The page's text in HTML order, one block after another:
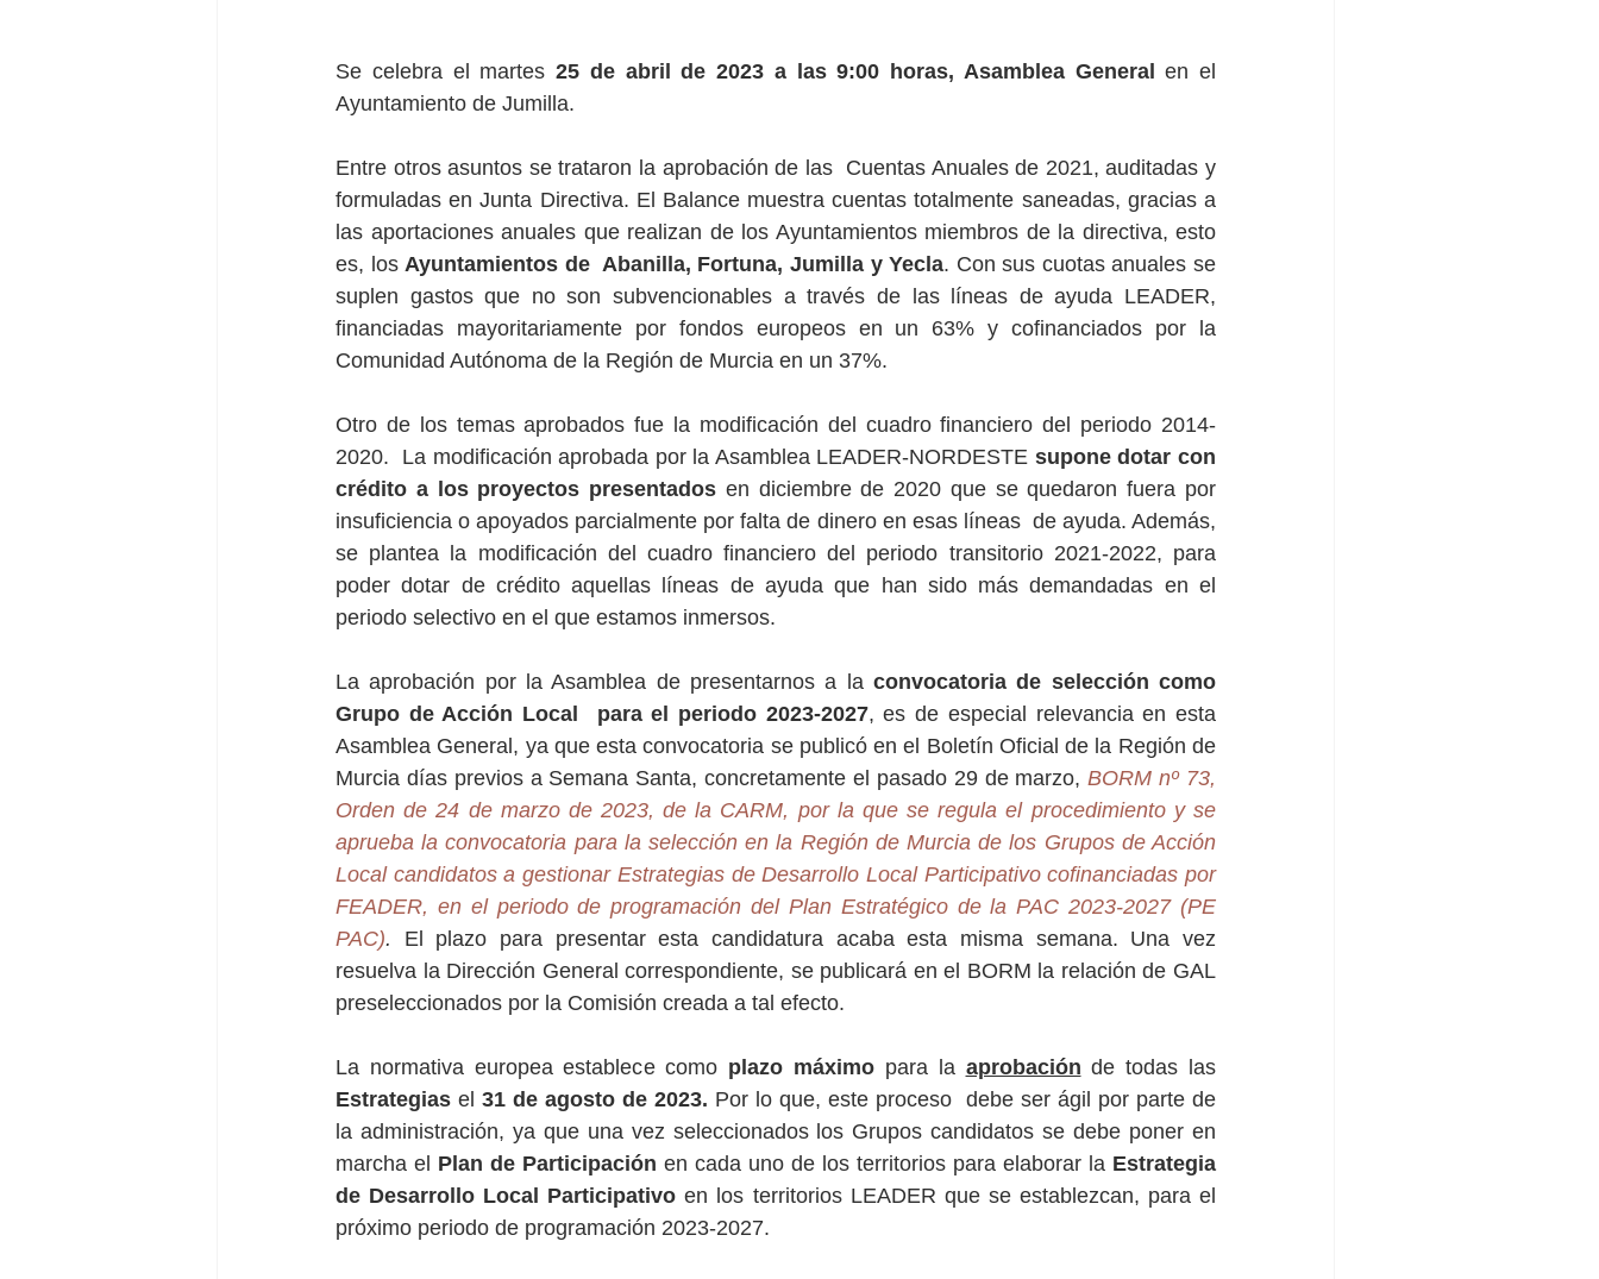
Se celebra el martes 25 de abril de 2023 a las 9:00 horas, Asamblea General
en el
Ayuntamiento de Jumilla.
Entre otros asuntos se trataron la aprobación de las  Cuentas Anuales de 2021, auditadas y
formuladas en Junta Directiva. El Balance muestra cuentas totalmente saneadas, gracias a
las aportaciones anuales que realizan de los Ayuntamientos miembros de la directiva, esto
es, los Ayuntamientos de  Abanilla, Fortuna, Jumilla y Yecla. Con sus cuotas anuales se
suplen gastos que no son subvencionables a través de las líneas de ayuda LEADER,
financiadas mayoritariamente por fondos europeos en un 63% y cofinanciados por la
Comunidad Autónoma de la Región de Murcia en un 37%.
Otro de los temas aprobados fue la modificación del cuadro financiero del periodo 2014-
2020.  La modificación aprobada por la Asamblea LEADER-NORDESTE supone dotar con
crédito a los proyectos presentados en diciembre de 2020 que se quedaron fuera por
insuficiencia o apoyados parcialmente por falta de dinero en esas líneas  de ayuda. Además,
se plantea la modificación del cuadro financiero del periodo transitorio 2021-2022, para
poder dotar de crédito aquellas líneas de ayuda que han sido más demandadas en el
periodo selectivo en el que estamos inmersos.
La aprobación por la Asamblea de presentarnos a la convocatoria de selección como
Grupo de Acción Local  para el periodo 2023-2027, es de especial relevancia en esta
Asamblea General, ya que esta convocatoria se publicó en el Boletín Oficial de la Región de
Murcia días previos a Semana Santa, concretamente el pasado 29 de marzo, BORM nº 73,
Orden de 24 de marzo de 2023, de la CARM, por la que se regula el procedimiento y se
aprueba la convocatoria para la selección en la Región de Murcia de los Grupos de Acción
Local candidatos a gestionar Estrategias de Desarrollo Local Participativo cofinanciadas por
FEADER, en el periodo de programación del Plan Estratégico de la PAC 2023-2027 (PE
PAC). El plazo para presentar esta candidatura acaba esta misma semana. Una vez
resuelva la Dirección General correspondiente, se publicará en el BORM la relación de GAL
preseleccionados por la Comisión creada a tal efecto.
La normativa europea establece como plazo máximo para la aprobación
Estrategias el 31 de agosto de 2023. Por lo que, este proceso  debe ser ágil por parte de
la administración, ya que una vez seleccionados los Grupos candidatos se debe poner en
marcha el Plan de Participación en cada uno de los territorios para elaborar la Estrategia
de Desarrollo Local Participativo en los territorios LEADER que se establezcan, para el
próximo periodo de programación 2023-2027.